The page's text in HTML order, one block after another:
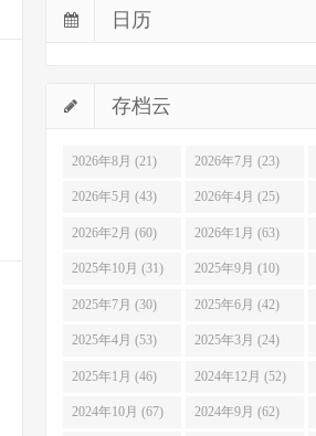
日历
存档云
2026年8月 (21) 2026年7月 (23)
2026年5月 (43) 2026年4月 (25)
2026年2月 (60) 2026年1月 (63)
2025年10月 (31) 2025年9月 (10)
2025年7月 (30) 2025年6月 (42)
2025年4月 (53) 2025年3月 (24)
2025年1月 (46) 2024年12月 (52)
2024年10月 (67) 2024年9月 (62)